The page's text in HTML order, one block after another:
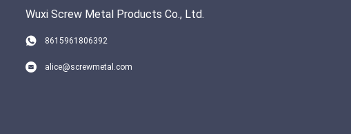
Wuxi Screw Metal Products Co., Ltd.
8615961806392
alice@screwmetal.com